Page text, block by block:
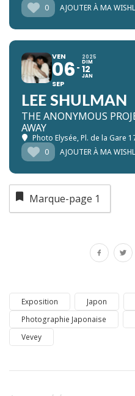
0
AJOUTER À MA
VEN
06
SEP
2025
DIM
12
JAN
LEE SHULMAN
THE ANONYMOUS
AWAY
Photo Elysée, Pl. de la Gare
0
AJOUTER À MA
Marque-page 1
Exposition Japon
Photographie Japonaise
Vevey